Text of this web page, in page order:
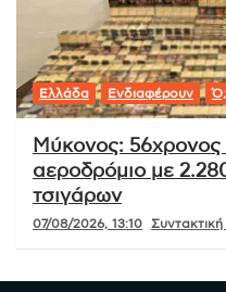
Ελλάδα Ενδιαφέρουν
Μύκονος:
αεροδρόμιο με
τσιγάρων
07/08/2026, 13:10